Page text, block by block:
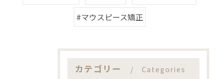
#マウスピース矯正
カテゴリー Categories